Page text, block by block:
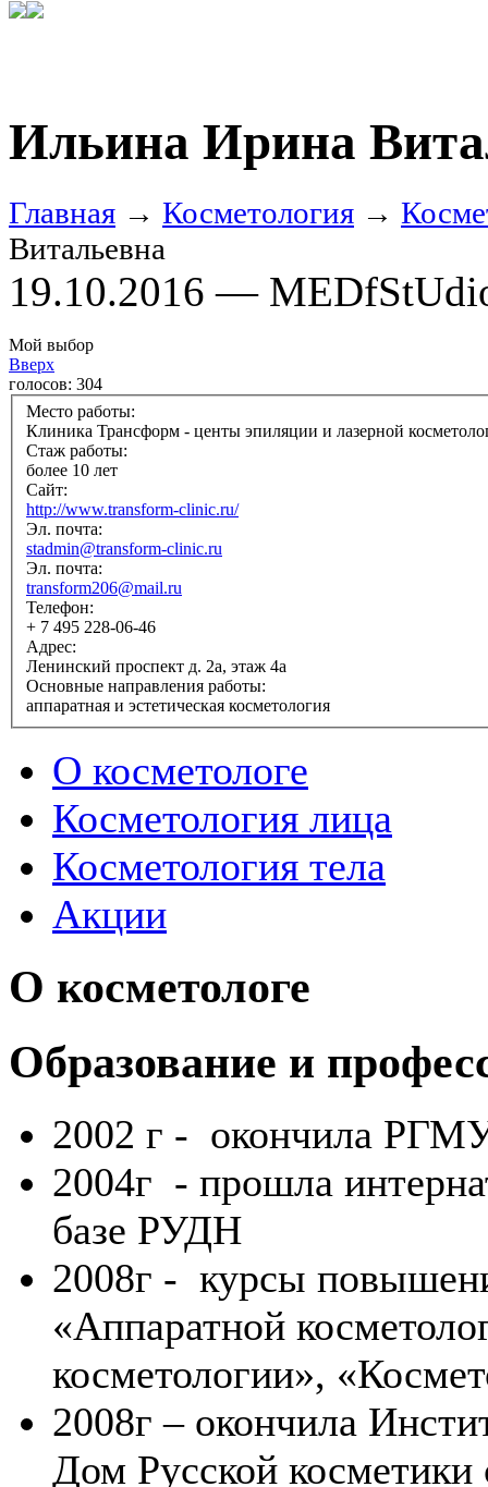
Ильина Ирина
Главная → Косметология →
Витальевна
19.10.2016 —
Мой выбор
Вверх
голосов: 304
Место работы:
Клиника Трансформ - центы эпиляции и лазерной
Стаж работы:
более 10 лет
Сайт:
http://www.transform-clinic.ru/
Эл. почта:
stadmin@transform-clinic.ru
Эл. почта:
transform206@mail.ru
Телефон:
+ 7 495 228-06-46
Адрес:
Ленинский проспект д. 2а, этаж 4а
Основные направления работы:
аппаратная и эстетическая косметология
О косметологе
Косметология лица
Косметология тела
Акции
О косметологе
Образование и
2002 г - окончила
2004г - прошла
базе РУДН
2008г - курсы
«Аппаратной
косметологии»,
2008г – окончила
Дом Русской косметики